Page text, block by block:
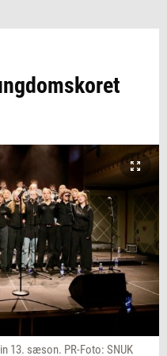
13. sæson. PR-Foto: SNUK